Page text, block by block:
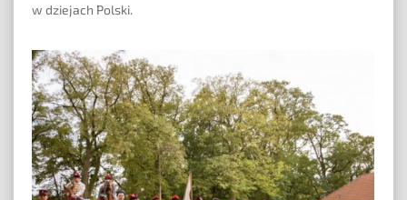
w dziejach Polski.